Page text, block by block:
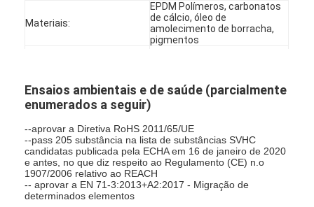
Materiais:
EPDM Polímeros, carbonatos
de cálcio, óleo de
amolecimento de borracha,
pigmentos
Cor:
De tijolos
Ensaios ambientais e de saúde (parcialmente
enumerados a seguir)
--aprovar a Diretiva RoHS 2011/65/UE
--pass 205 substância na lista de substâncias SVHC
candidatas publicada pela ECHA em 16 de janeiro de 2020
e antes, no que diz respeito ao Regulamento (CE) n.o
1907/2006 relativo ao REACH
-- aprovar a EN 71-3:2013+A2:2017 - Migração de
determinados elementos